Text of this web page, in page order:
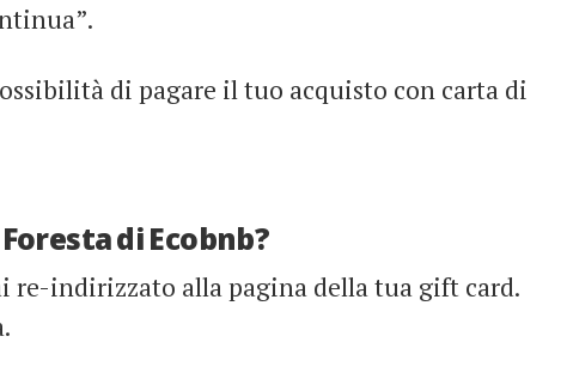
di pagare il tuo acquisto con carta di
di Ecobnb?
re-indirizzato alla pagina della tua gift card.